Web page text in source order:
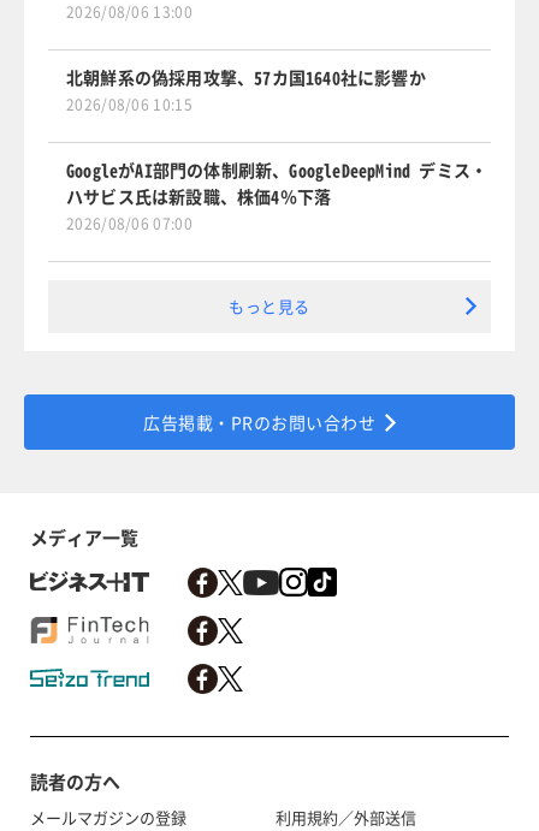
2026/08/06 13:00
北朝鮮系の偽採用攻撃、57カ国1640社に影響か
2026/08/06 10:15
GoogleがAI部門の体制刷新、GoogleDeepMind デミス・
ハサビス氏は新設職、株価4％下落
2026/08/06 07:00
もっと見る
広告掲載・PRのお問い合わせ
メディア一覧
読者の方へ
メールマガジンの登録
利用規約／外部送信